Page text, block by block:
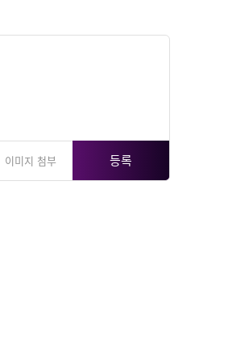
이미지 첨부 등록